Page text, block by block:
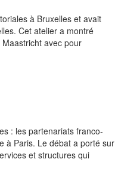
à Bruxelles et avait
Cet atelier a montré
avec pour
: les partenariats franco-
à Paris. Le débat a porté sur
et structures qui